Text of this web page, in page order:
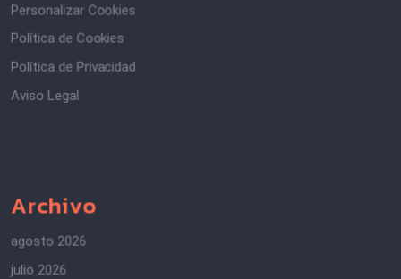
Personalizar Cookies
Política de Cookies
Política de Privacidad
Aviso Legal
Archivo
agosto 2026
julio 2026